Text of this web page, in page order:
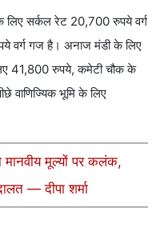
लिए सर्कल रेट 20,700 रुपये वर्ग
वर्ग गज है। अनाज मंडी के लिए
41,800 रुपये, कमेटी चौक के
वाणिज्यिक भूमि के लिए
मानवीय मूल्यों पर कलंक,
— दीपा शर्मा